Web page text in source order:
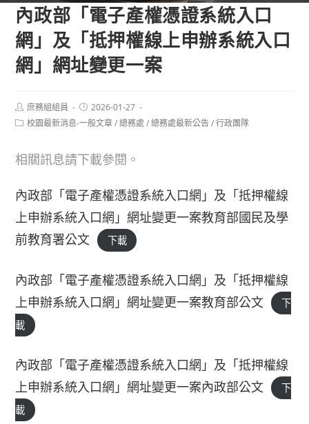
內政部「電子產權憑證系統入口
網」及「抵押權線上申辦系統入口
網」網址變更一案
Post
author:
庶務組組員
Post
published:
2026-01-27
Post校園最新消息-一般文章 / 總務處 / 總務處最新公告 / 行政團隊
相關訊息請下載參閱。
內政部「電子產權憑證系統入口網」及「抵押權線
上申辦系統入口網」網址變更一案教育部國民及學
前教育署公文
下載
內政部「電子產權憑證系統入口網」及「抵押權線
上申辦系統入口網」網址變更一案教育部公文
下
載
內政部「電子產權憑證系統入口網」及「抵押權線
上申辦系統入口網」網址變更一案內政部公文
下
載